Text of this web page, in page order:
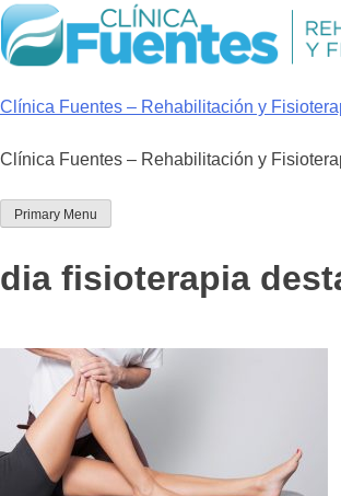
Skip
to
content
Clínica Fuentes – Rehabilitación y
Clínica Fuentes – Rehabilitación y
Primary Menu
dia fisioterapia